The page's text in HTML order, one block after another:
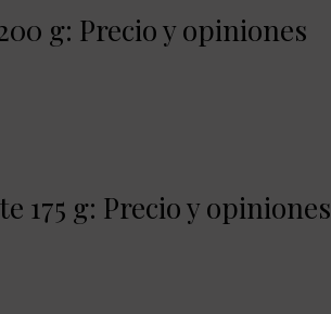
g: Precio y opiniones
175 g: Precio y opiniones